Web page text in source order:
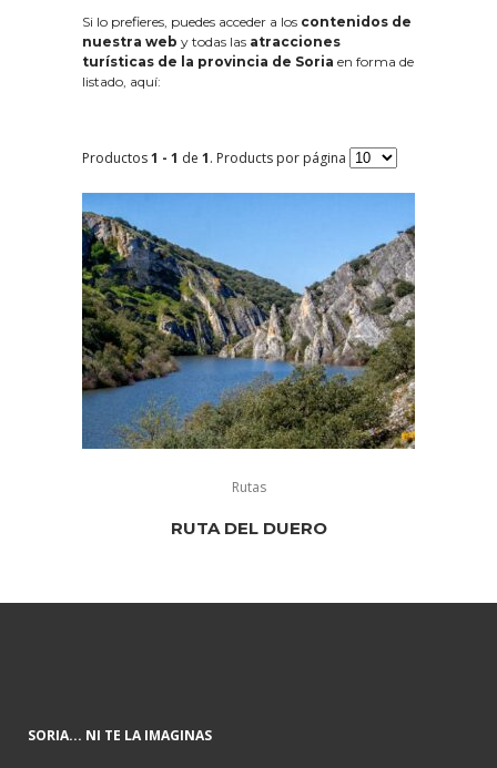
Si lo prefieres, puedes acceder a los contenidos de
nuestra web y todas las atracciones
turísticas de la provincia de Soria en forma de
listado, aquí:
Productos1 - 1 de 1. Products por página
Rutas
RUTA DEL DUERO
SORIA... NI TE LA IMAGINAS